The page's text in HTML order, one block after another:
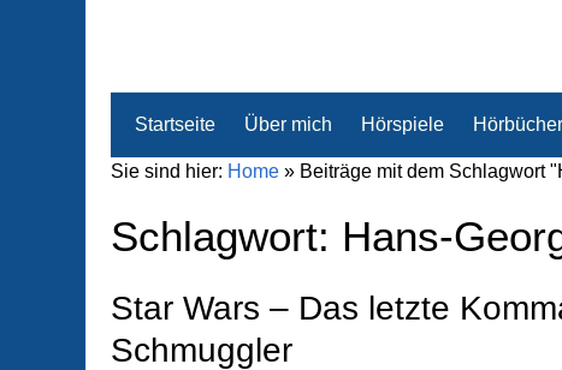
Startseite Über mich Hörspiele Hörbücher
Sie sind hier: Home » Beiträge mit dem Schlagwort
Schlagwort: Hans-
Star Wars – Das letzte
Schmuggler